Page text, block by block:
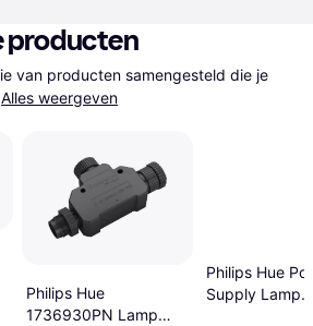
producten
van producten samengesteld die je
Alles weergeven
Philips Hue
1736930PN Lamp
Philips Hue
Supply Lamp